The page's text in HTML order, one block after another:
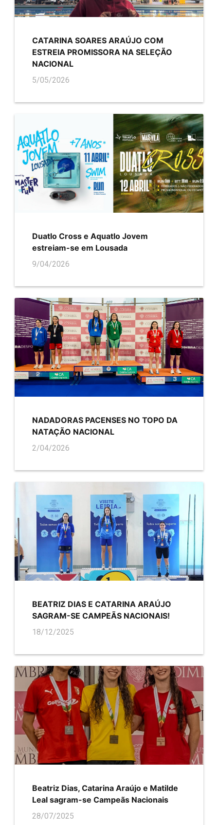
CATARINA SOARES ARAÚJO COM
ESTREIA PROMISSORA NA SELEÇÃO
NACIONAL
5/05/2026
Duatlo Cross e Aquatlo Jovem
estreiam-se em Lousada
9/04/2026
NADADORAS PACENSES NO TOPO DA
NATAÇÃO NACIONAL
2/04/2026
BEATRIZ DIAS E CATARINA ARAÚJO
SAGRAM-SE CAMPEÃS NACIONAIS!
18/12/2025
Beatriz Dias, Catarina Araújo e Matilde
Leal sagram-se Campeãs Nacionais
28/07/2025